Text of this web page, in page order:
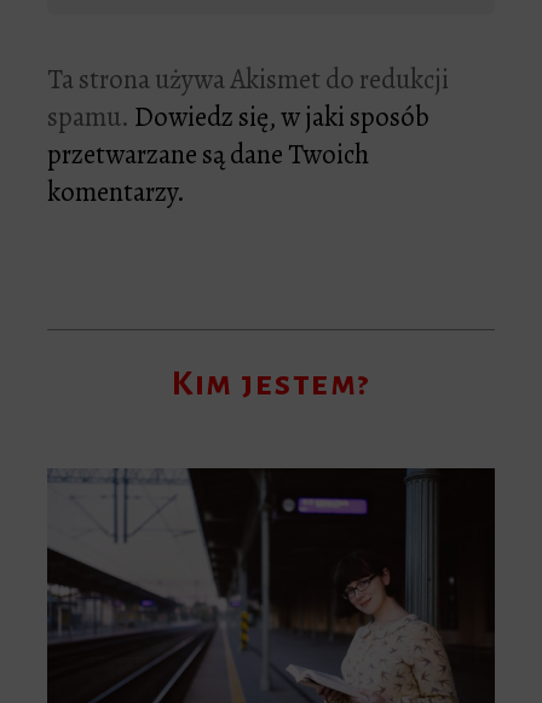
Ta strona używa Akismet do redukcji
spamu. Dowiedz się, w jaki sposób
przetwarzane są dane Twoich
komentarzy.
Kim jestem?